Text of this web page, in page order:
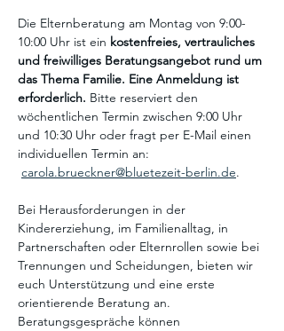
Die Elternberatung am Montag von 9:00-
10:00 Uhr ist ein kostenfreies, vertrauliches
und freiwilliges Beratungsangebot rund um
das Thema Familie. Eine Anmeldung ist
erforderlich. Bitte reserviert den
wöchentlichen Termin zwischen 9:00 Uhr
und 10:30 Uhr oder fragt per E-Mail einen
individuellen Termin an:
carola.brueckner@bluetezeit-berlin.de.
Bei Herausforderungen in der
Kindererziehung, im Familienalltag, in
Partnerschaften oder Elternrollen sowie bei
Trennungen und Scheidungen, bieten wir
euch Unterstützung und eine erste
orientierende Beratung an.
Beratungsgespräche können